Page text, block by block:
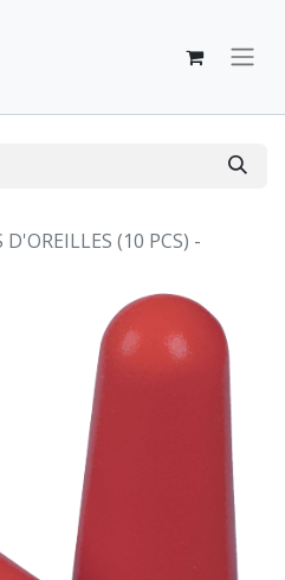
(10 PCS) -